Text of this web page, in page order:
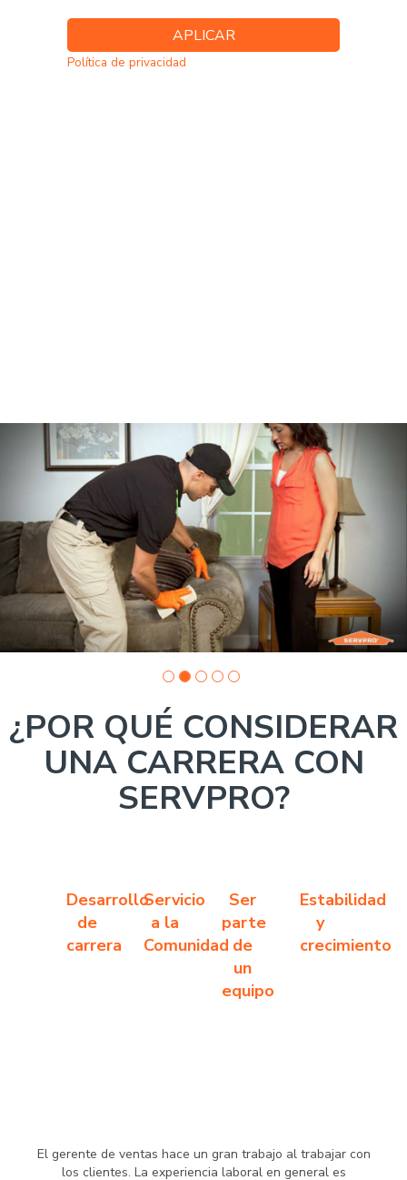
Política de privacidad
Company
photo
¿POR QUÉ CONSIDERAR
UNA CARRERA CON
SERVPRO?
Desarrollo
de
carrera
Servicio
a la
Comunidad
Ser
parte
de
un
equipo
Estabilidad
y
crecimiento
El gerente de ventas hace un gran trabajo al trabajar con
los clientes. La experiencia laboral en general es